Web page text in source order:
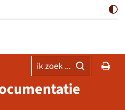
ik zoek ...